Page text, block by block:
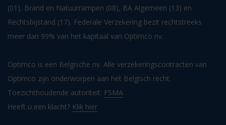
(01), Brand en Natuurrampen (08), BA Algemeen (13) en
Rechtsbijstand (17). Federale Verzekering bezit rechtstreeks
meer dan 99% van het kapitaal van Optimco nv.
Optimco is een Belgische nv. Alle verzekeringscontracten van
Optimco zijn onderworpen aan het Belgisch recht.
Toezichthoudende autoriteit: FSMA
Heeft u een klacht? Klik hier